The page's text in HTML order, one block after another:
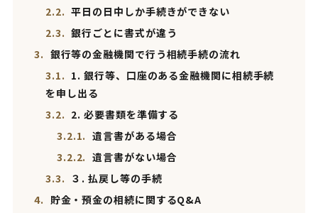
2.2. 平日の日中しか手続きができない
2.3. 銀行ごとに書式が違う
3. 銀行等の金融機関で行う相続手続の流れ
3.1. 1. 銀行等、口座のある金融機関に相続手続
を申し出る
3.2. 2. 必要書類を準備する
3.2.1. 遺言書がある場合
3.2.2. 遺言書がない場合
3.3. ３. 払戻し等の手続
4. 貯金・預金の相続に関するQ&A